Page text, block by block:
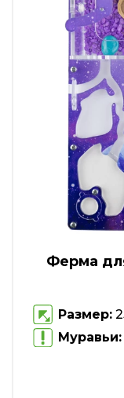
Ферма
Размер:
Муравьи: